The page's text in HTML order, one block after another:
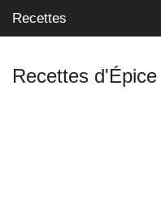
Recettes
Recettes